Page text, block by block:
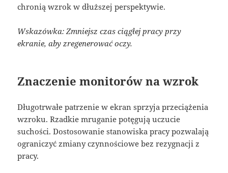
chronią wzrok w dłuższej perspektywie.
Wskazówka: Zmniejsz czas ciągłej pracy przy
ekranie, aby zregenerować oczy.
Znaczenie monitorów na wzrok
Długotrwałe patrzenie w ekran sprzyja przeciążenia
wzroku. Rzadkie mruganie potęgują uczucie
suchości. Dostosowanie stanowiska pracy pozwalają
ograniczyć zmiany czynnościowe bez rezygnacji z
pracy.